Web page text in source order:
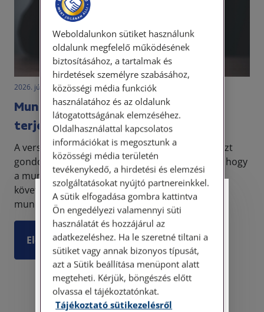
2026. június 4. • dr. Papp Orsolya
Munkaerő elcsábítása – meddig
terjedhet a versenytilalom?
A versenytilalmi megállapodásról a legtöbben azt
gondolják, hogy kizárólag azt akadályozza meg, hogy
a munkavállaló a munkaviszony megszűnését
követően egy versenytársnál helyezkedjen el. A
munkaer...
Elolvasom
Személyes ügyfélfogadás
Tisztelt Ügyfeleink!
Személyes ügyfélszolgálatunk telefonon
történő előzetes időpontegyeztetés után,
szerdai napokon érhető el.
Címünk: 1087 Budapest, Hungária körút
30/A. 8. emelet. Pontos megközelítési
Weboldalunkon sütiket használunk
oldalunk megfelelő működésének
biztosításához, a tartalmak és
hirdetések személyre szabásához,
közösségi média funkciók
használatához és az oldalunk
látogatottságának elemzéséhez.
Oldalhasználattal kapcsolatos
információkat is megosztunk a
közösségi média területén
tevékenykedő, a hirdetési és elemzési
szolgáltatásokat nyújtó partnereinkkel.
A sütik elfogadása gombra kattintva
Ön engedélyezi valamennyi süti
használatát és hozzájárul az
adatkezeléshez. Ha le szeretné tiltani a
sütiket vagy annak bizonyos típusát,
azt a Sütik beállítása menüpont alatt
megteheti. Kérjük, böngészés előtt
olvassa el tájékoztatónkat.
Tájékoztató sütikezelésről